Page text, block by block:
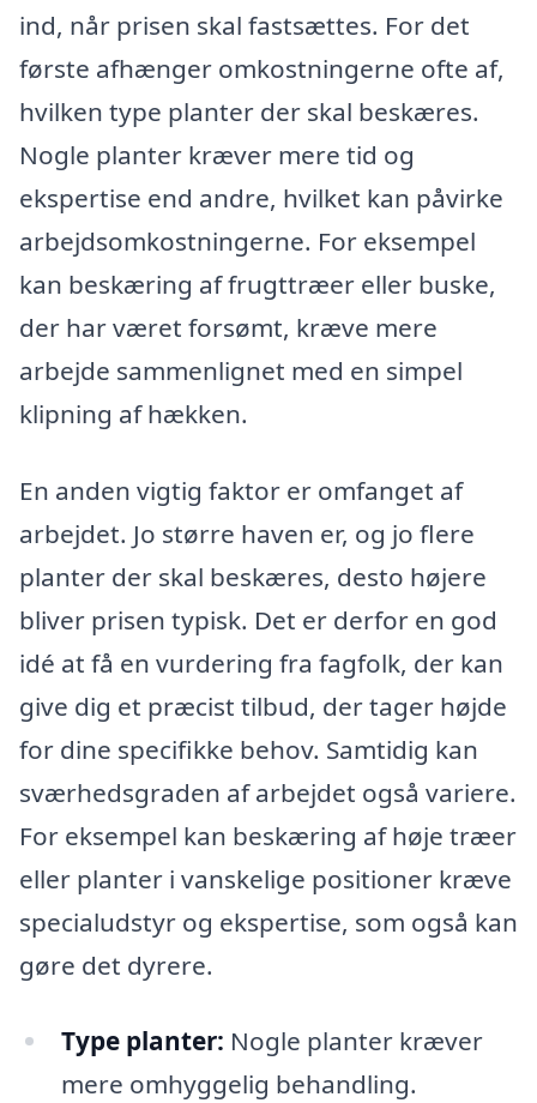
ind, når prisen skal fastsættes. For det
første afhænger omkostningerne ofte af,
hvilken type planter der skal beskæres.
Nogle planter kræver mere tid og
ekspertise end andre, hvilket kan påvirke
arbejdsomkostningerne. For eksempel
kan beskæring af frugttræer eller buske,
der har været forsømt, kræve mere
arbejde sammenlignet med en simpel
klipning af hækken.
En anden vigtig faktor er omfanget af
arbejdet. Jo større haven er, og jo flere
planter der skal beskæres, desto højere
bliver prisen typisk. Det er derfor en god
idé at få en vurdering fra fagfolk, der kan
give dig et præcist tilbud, der tager højde
for dine specifikke behov. Samtidig kan
sværhedsgraden af arbejdet også variere.
For eksempel kan beskæring af høje træer
eller planter i vanskelige positioner kræve
specialudstyr og ekspertise, som også kan
gøre det dyrere.
Type planter: Nogle planter kræver
mere omhyggelig behandling.